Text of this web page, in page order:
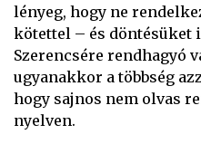
lényeg, hogy ne
kötettel – és döntésüket
Szerencsére rendhagyó
ugyanakkor a többség
hogy sajnos nem olvas
nyelven.